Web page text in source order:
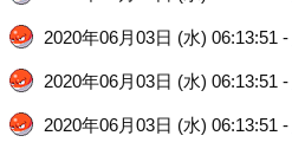
2020年06月03日 (水) 06:13:51 -
2020年06月03日 (水) 06:13:51 -
2020年06月03日 (水) 06:13:51 -